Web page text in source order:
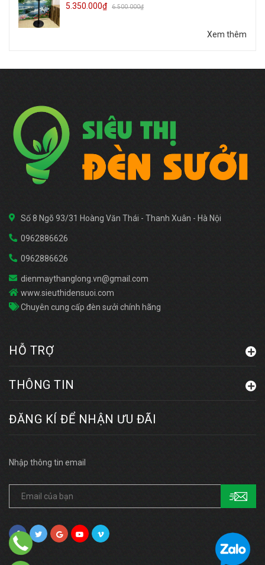
5.350.000₫
6.500.000₫
Xem thêm
Số 8 Ngõ 93/31 Hoàng Văn Thái - Thanh Xuân - Hà Nội
0962886626
0962886626
dienmaythanglong.vn@gmail.com
www.sieuthidensuoi.com
Chuyên cung cấp đèn sưởi chính hãng
HỖ TRỢ
THÔNG TIN
ĐĂNG KÍ ĐỂ NHẬN ƯU ĐÃI
Nhập thông tin email